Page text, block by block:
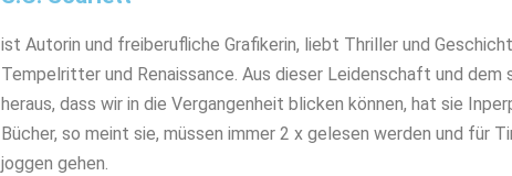
ist Autorin und freiberufliche Grafikerin, liebt Thriller und
Tempelritter und Renaissance. Aus dieser Leidenschaft und dem
heraus, dass wir in die Vergangenheit blicken können, hat sie
Bücher, so meint sie, müssen immer 2 x gelesen werden und für
joggen gehen.